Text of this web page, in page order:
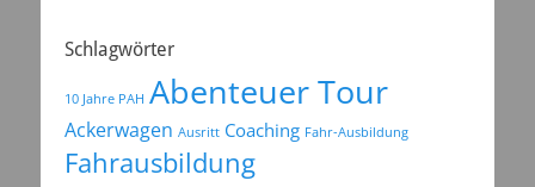
Schlagwörter
10 Jahre PAH Abenteuer Tour
Ackerwagen Ausritt Coaching Fahr-Ausbildung
Fahrausbildung